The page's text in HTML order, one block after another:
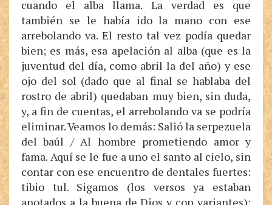
cuando el alba llama. La verdad es que
también se le había ido la mano con ese
arrebolando va. El resto tal vez podía quedar
bien; es más, esa apelación al alba (que es la
juventud del día, como abril la del año) y ese
ojo del sol (dado que al final se hablaba del
rostro de abril) quedaban muy bien, sin duda,
y, a fin de cuentas, el arrebolando va se podría
eliminar. Veamos lo demás: Salió la serpezuela
del baúl / Al hombre prometiendo amor y
fama. Aquí se le fue a uno el santo al cielo, sin
contar con ese encuentro de dentales fuertes:
tibio tul. Sigamos (los versos ya estaban
anotados a la buena de Dios y con variantes):